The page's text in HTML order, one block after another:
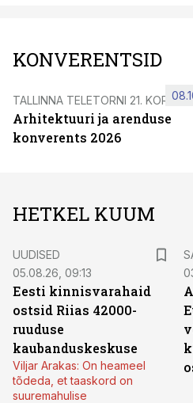
KONVERENTSID
TALLINNA TELETORNI 21.
Arhitektuuri ja arenduse
konverents 2026
HETKEL KUUM
UUDISED
05.08.26, 09:13
Eesti kinnisvarahaid
ostsid Riias 42000-
ruuduse
kaubanduskeskuse
Viljar Arakas: On heameel
tõdeda, et taaskord on
suuremahulise